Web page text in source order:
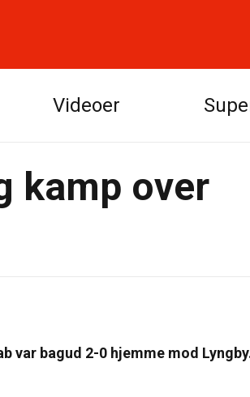
Videoer
kamp over
var bagud 2-0 hjemme mod